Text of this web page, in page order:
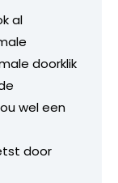
al
doorklik
wel een
door